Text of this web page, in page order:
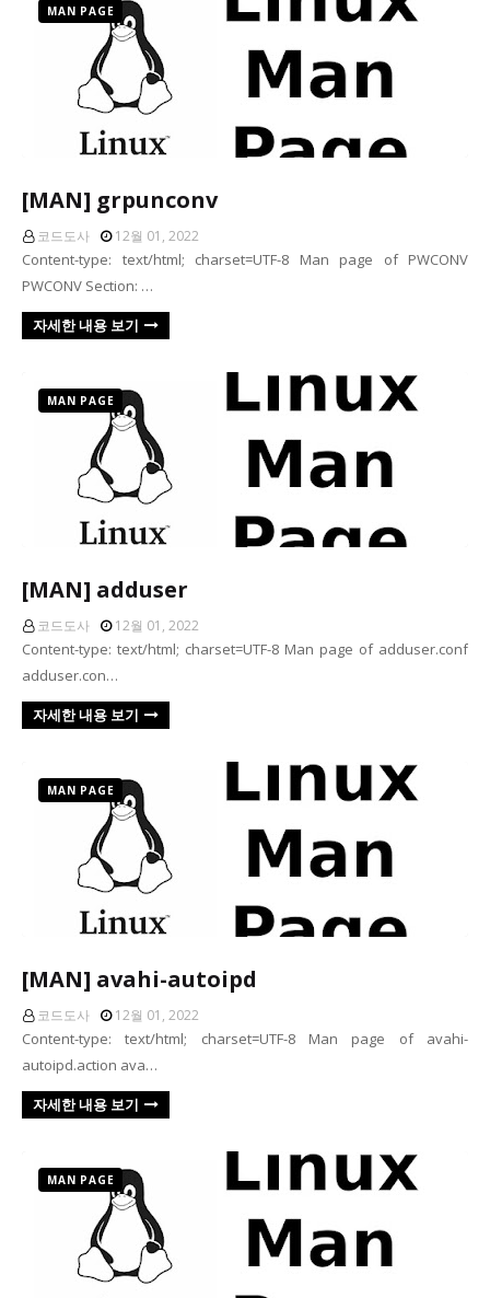
MAN PAGE
[MAN] grpunconv
코드도사 12월 01, 2022
Content-type: text/html; charset=UTF-8 Man page of PWCONV
PWCONV Section: …
자세한 내용 보기
MAN PAGE
[MAN] adduser
코드도사 12월 01, 2022
Content-type: text/html; charset=UTF-8 Man page of adduser.conf
adduser.con…
자세한 내용 보기
MAN PAGE
[MAN] avahi-autoipd
코드도사 12월 01, 2022
Content-type: text/html; charset=UTF-8 Man page of avahi-
autoipd.action ava…
자세한 내용 보기
MAN PAGE